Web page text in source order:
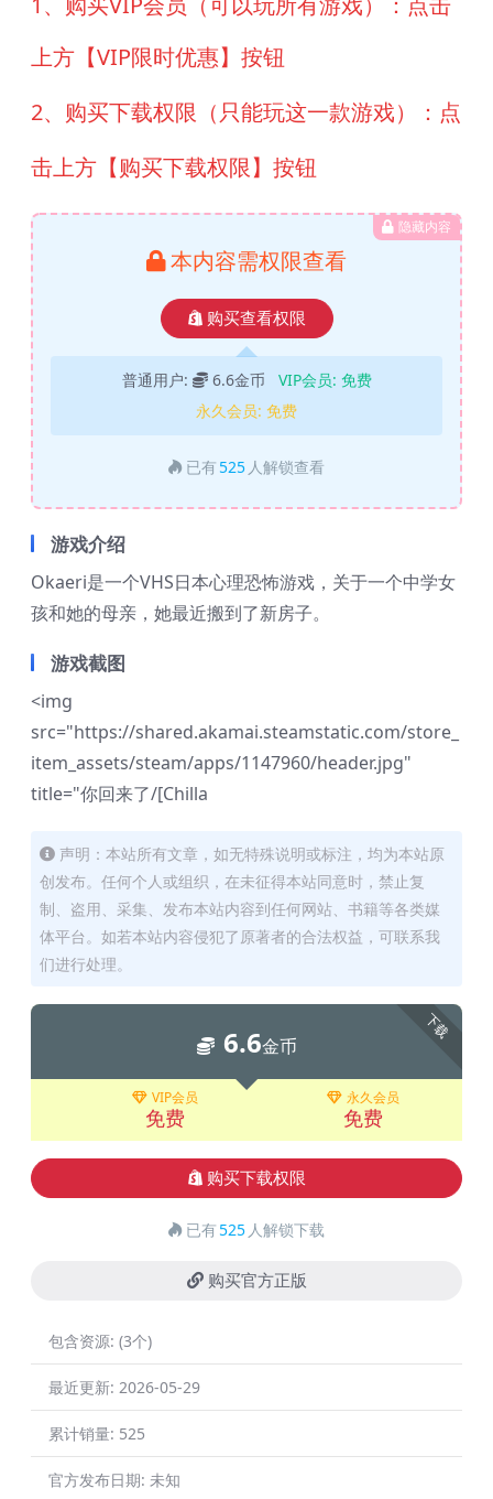
上方【VIP限时优惠】按钮
2、购买下载权限（只能玩这一款游戏）：点
击上方【购买下载权限】按钮
隐藏内容
本内容需权限查看
购买查看权限
普通用户: 6.6金币 VIP会员: 免费
永久会员: 免费
已有 525 人解锁查看
游戏介绍
Okaeri是一个VHS日本心理恐怖游戏，关于一个中学女
孩和她的母亲，她最近搬到了新房子。
游戏截图
<img
src="https://shared.akamai.steamstatic.com/store_
item_assets/steam/apps/1147960/header.jpg"
title="你回来了/[Chilla
声明：本站所有文章，如无特殊说明或标注，均为本站原
创发布。任何个人或组织，在未征得本站同意时，禁止复
制、盗用、采集、发布本站内容到任何网站、书籍等各类媒
体平台。如若本站内容侵犯了原著者的合法权益，可联系我
们进行处理。
下载
6.6金币
VIP会员
免费
永久会员
免费
购买下载权限
已有525 人解锁下载
购买官方正版
包含资源: (3个)
最近更新: 2026-05-29
累计销量: 525
官方发布日期: 未知